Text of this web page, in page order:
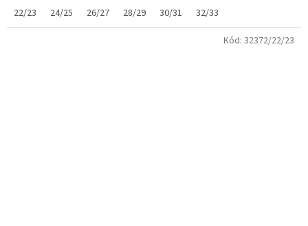
22/23
24/25 26/27 28/29 30/31 32/33
Kód: 32372/22/23